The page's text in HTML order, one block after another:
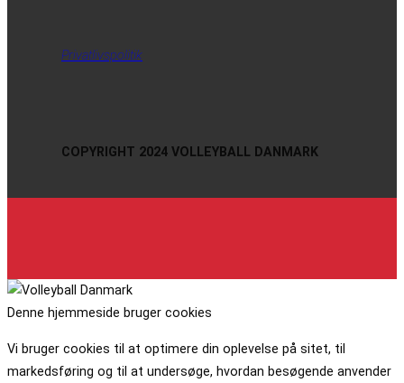
Privatlivspolitik
COPYRIGHT 2024 VOLLEYBALL DANMARK
Denne hjemmeside bruger cookies
Vi bruger cookies til at optimere din oplevelse på sitet, til
markedsføring og til at undersøge, hvordan besøgende anvender